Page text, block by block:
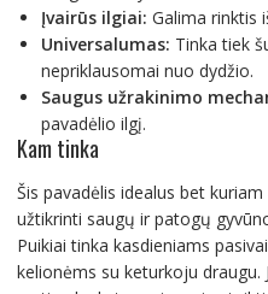
Įvairūs ilgiai: Galima rinktis
Universalumas: Tinka tiek
nepriklausomai nuo dydžio.
Saugus užrakinimo
pavadėlio ilgį.
Kam tinka
Šis pavadėlis idealus bet
užtikrinti saugų ir patogų
Puikiai tinka kasdieniams
kelionėms su keturkoju draugu.